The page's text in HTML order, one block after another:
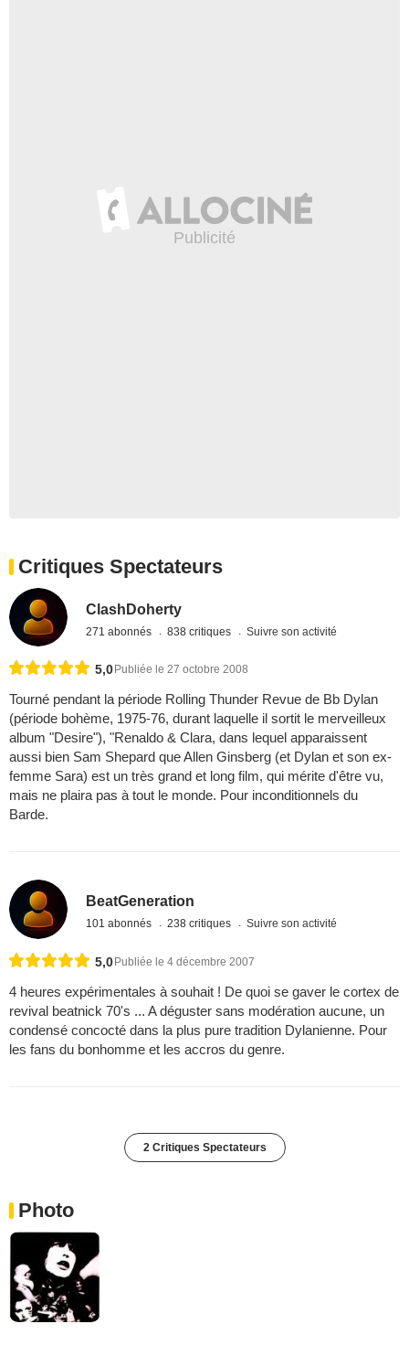
Critiques Spectateurs
ClashDoherty
271 abonnés 838 critiques Suivre son activité
5,0 Publiée le 27 octobre 2008
Tourné pendant la période Rolling Thunder Revue de Bb Dylan
(période bohème, 1975-76, durant laquelle il sortit le merveilleux
album "Desire"), "Renaldo & Clara, dans lequel apparaissent
aussi bien Sam Shepard que Allen Ginsberg (et Dylan et son ex-
femme Sara) est un très grand et long film, qui mérite d'être vu,
mais ne plaira pas à tout le monde. Pour inconditionnels du
Barde.
BeatGeneration
101 abonnés 238 critiques Suivre son activité
5,0Publiée le 4 décembre 2007
4 heures expérimentales à souhait ! De quoi se gaver le cortex de
revival beatnick 70's ... A déguster sans modération aucune, un
condensé concocté dans la plus pure tradition Dylanienne. Pour
les fans du bonhomme et les accros du genre.
2 Critiques Spectateurs
Photo